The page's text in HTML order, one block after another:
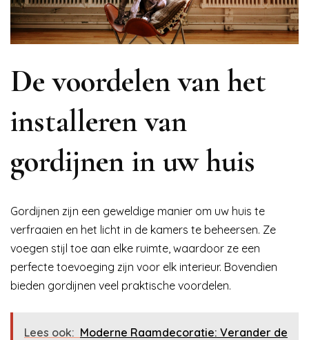
De voordelen van het
installeren van
gordijnen in uw huis
Gordijnen zijn een geweldige manier om uw huis te
verfraaien en het licht in de kamers te beheersen. Ze
voegen stijl toe aan elke ruimte, waardoor ze een
perfecte toevoeging zijn voor elk interieur. Bovendien
bieden gordijnen veel praktische voordelen.
Lees ook: Moderne Raamdecoratie: Verander de